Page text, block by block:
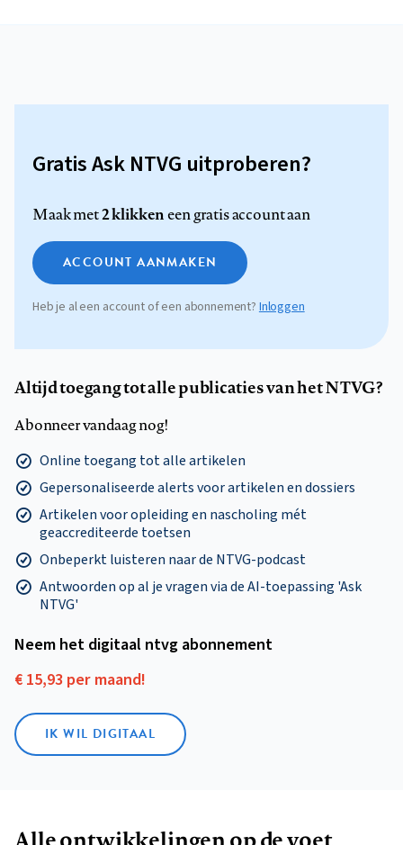
Gratis Ask NTVG uitproberen?
Maak met2 klikkeneen gratis account aan
ACCOUNT AANMAKEN
Heb je al een account of een abonnement?Inloggen
Altijd toegang tot alle publicaties van het NTVG?
Abonneer vandaag nog!
Online toegang tot alle artikelen
Gepersonaliseerde alerts voor artikelen en dossiers
Artikelen voor opleiding en nascholing mét
geaccrediteerde toetsen
Onbeperkt luisteren naar de NTVG-podcast
Antwoorden op al je vragen via de AI-toepassing 'Ask
NTVG'
Neem het digitaal ntvg abonnement
€ 15,93 per maand!
IK WIL DIGITAAL